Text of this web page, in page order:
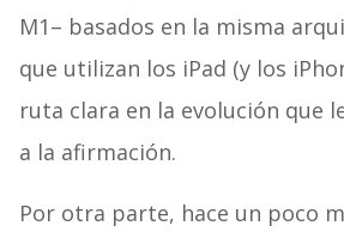
M1– basados en la misma
que utilizan los iPad (y los
ruta clara en la evolución que
a la afirmación.
Por otra parte, hace un poco